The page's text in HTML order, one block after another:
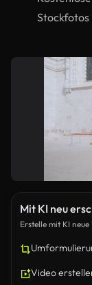
Stockfotos
Mit KI neu
Erstelle mit KI
Video